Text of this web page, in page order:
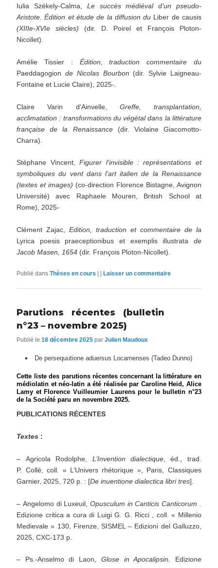
Iulia Székely-Calma, Le succès médiéval d’un pseudo-
Aristote. Édition et étude de la diffusion du Liber de causis
(XIIIe-XVIe siècles) (dir. D. Poirel et François Ploton-
Nicollet).
Amélie Tissier : Édition, traduction commentaire du
Paeddagogion de Nicolas Bourbon (dir. Sylvie Laigneau-
Fontaine et Lucie Claire), 2025-.
Claire Varin d’Ainvelle, Greffe, transplantation,
acclimatation : transformations du végétal dans la littérature
française de la Renaissance(dir. Violaine Giacomotto-
Charra).
Stéphane Vincent,Figurer l’invisible : représentations et
symboliques du vent dans l’art italien de la Renaissance
(textes et images) (co-direction Florence Bistagne, Avignon
Université) avec Raphaele Mouren, British School at
Rome), 2025-
Clément Zajac,
Edition, traduction et commentaire de la
Lyrica poesis praeceptionibus et exemplis illustrata de
Jacob Masen, 1654 (dir. François Ploton-Nicollet).
Publié dans Thèses en cours Laisser un commentaire
Parutions récentes (bulletin
n°23 – novembre 2025)
Publié le18 décembre 2025 parJulien Maudoux
De persequutione aduersus Locarnenses (Tadeo Dunno)
Cette liste des parutions récentes concernant la littérature en
médiolatin et néo-latin a été réalisée par Caroline Heid, Alice
Lamy et Florence Vuilleumier Laurens pour le bulletin n°23
de la Société paru en novembre 2025.
PUBLICATIONS RÉCENTES
Textes :
– Agricola Rodolphe, L’Invention dialectique, éd., trad.
P. Collé, coll. « L’Univers rhétorique », Paris, Classiques
Garnier, 2025, 720 p. : [De inuentione dialectica libri tres].
– Angelomo di Luxeuil, Opusculum in Canticis Canticorum
Edizione critica a cura di Luigi G. G. Ricci , coll. « Millenio
Medievale » 130, Firenze, SISMEL – Edizioni del Galluzzo,
2025, CXC-173 p.
– Ps.-Anselmo di Laon, Glose in Apocalipsin. Edizione